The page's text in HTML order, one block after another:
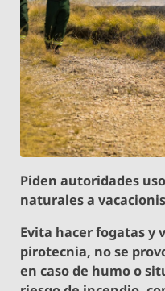
Piden autoridades
naturales a
⁠⁠Evita hacer fogatas y
pirotecnia, no se
en caso de humo o